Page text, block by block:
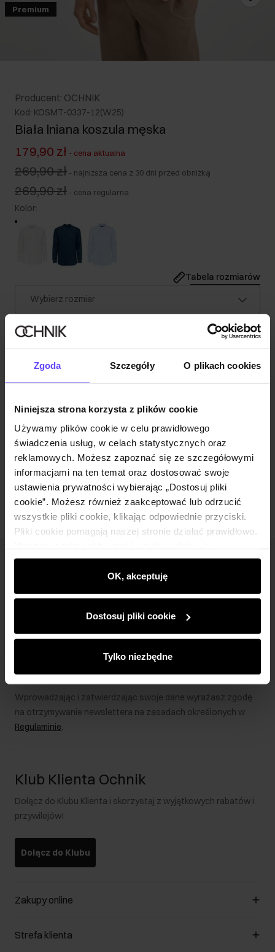
Zgoda Szczegóły O plikach cookies
Niniejsza strona korzysta z plików cookie
Używamy plików cookie w celu prawidłowego
świadczenia usług, w celach statystycznych oraz
reklamowych. Możesz zapoznać się ze szczegółowymi
informacjami na ten temat oraz dostosować swoje
ustawienia prywatności wybierając „Dostosuj pliki
cookie”. Możesz również zaakceptować lub odrzucić
wszystkie pliki cookie, klikając odpowiednie przyciski.
Pliki cookie pomagają naszej stronie działać prawidłowo.
wyświetlać im dopasowane do ich preferencji treści,
rekomendacje oraz komunikaty reklamowe informujące o
najnowszych promocjach w e-sklepie. Informacje o tym,
partnerom społecznościowym, reklamowym i
analitycznym. Partnerzy mogą połączyć te informacje z
podczas korzystania z ich usług.
OK, akceptuję
Dostosuj pliki cookie
Tylko niezbędne
Premium
Producent: OCHNIK
Kod: KOSMT-0337-12(W25)
Biała lniana koszula męska
179,90 zł - cena aktualna
269,90 zł - najniższa cena z 30 dni przed obniżką
269,90 zł - cena regularna
Kolor:
Tabela rozmiarów
Wybierz rozmiar
Wysyłka w 1 dzień roboczy
Opis produktu
Skład
Opinie
Zapisz się
Wprowadzając i zatwierdzając swoje dane wyrażasz zgodę
na otrzymywanie newslettera na zasadach określonych w
Regulaminie.
Klub Klienta Ochnik
Dołącz do Klubu Klienta i skorzystaj z wyjątkowych rabatów i
przywilejów!
Dołącz do Klubu
Zakupy online
Zarządzaj cookies
Strefa klienta